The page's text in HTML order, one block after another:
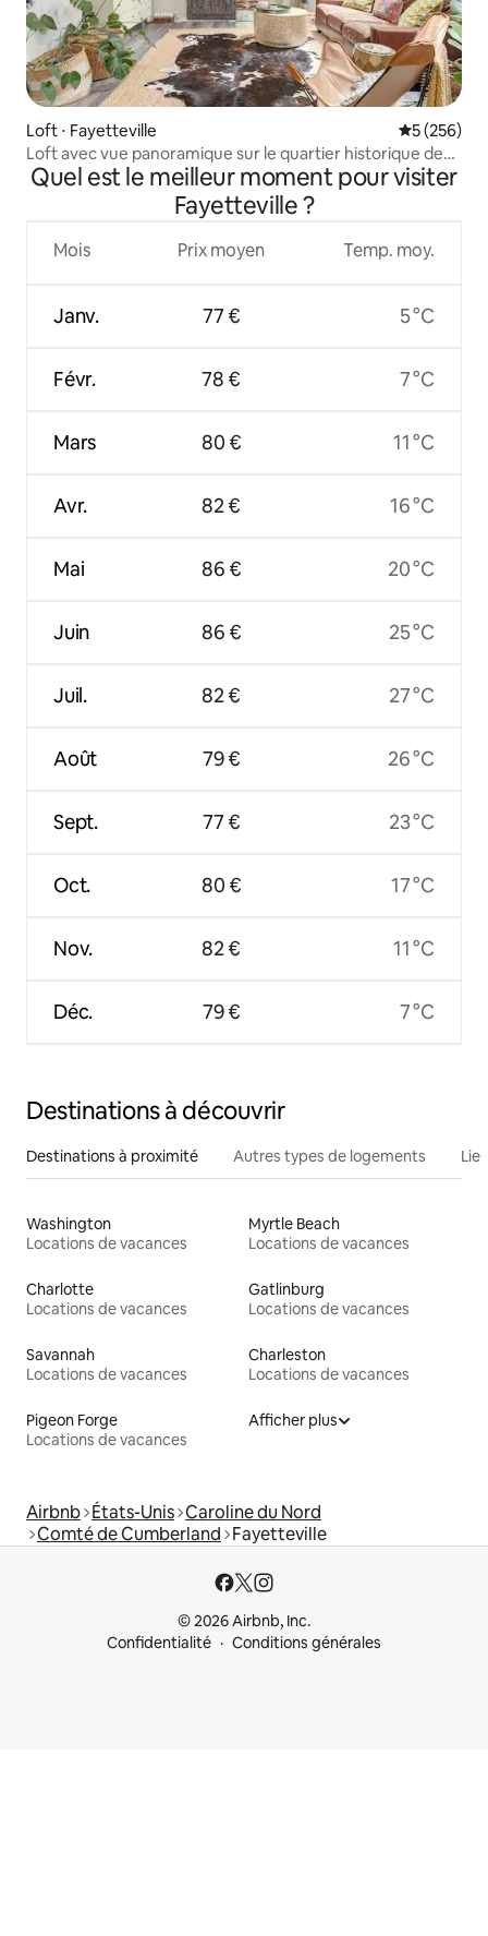
Loft ⋅ Fayetteville Évaluation
5 (256)
Loft avec vue panoramique sur le quartier historique de
Haymount
Quel est le meilleur moment pour visiter
Fayetteville ?
Mois
Janv.
Févr.
Mars
Avr.
Mai
Juin
Juil.
Août
Sept.
Oct.
Nov.
Déc.
Prix moyen
77 €
78 €
80 €
82 €
86 €
86 €
82 €
79 €
77 €
80 €
82 €
79 €
Temp. moy.
5 °C
7 °C
11 °C
16 °C
20 °C
25 °C
27 °C
26 °C
23 °C
17 °C
11 °C
7 °C
Destinations à découvrir
Destinations à proximité Autres types de logements
Washington
Locations de vacances
Myrtle Beach
Locations de vacances
Charlotte
Locations de vacances
Gatlinburg
Locations de vacances
Savannah
Locations de vacances
Charleston
Locations de vacances
Pigeon Forge
Locations de vacances
Afficher plus
Airbnb États-Unis Caroline du Nord
Comté de Cumberland Fayetteville
© 2026 Airbnb, Inc.
Confidentialité
Conditions générales